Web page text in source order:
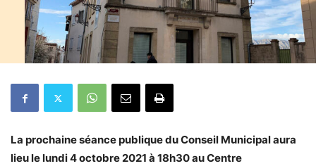
La prochaine séance publique du Conseil Municipal aura
lieu le lundi 4 octobre 2021 à 18h30 au Centre